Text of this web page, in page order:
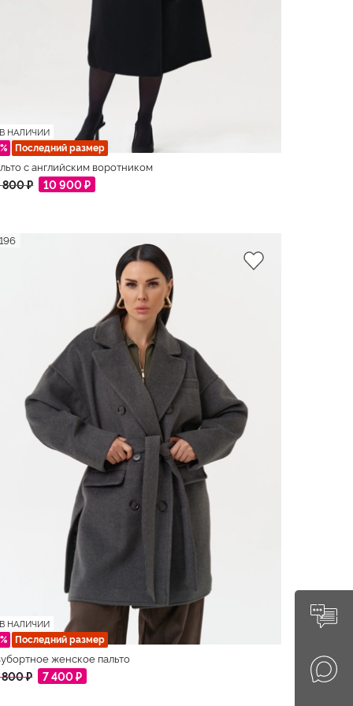
В НАЛИЧИИ
Последний размер
с английским воротником
800 ₽ 10 900 ₽
В НАЛИЧИИ
Последний размер
женское пальто
800 ₽ 7 400 ₽